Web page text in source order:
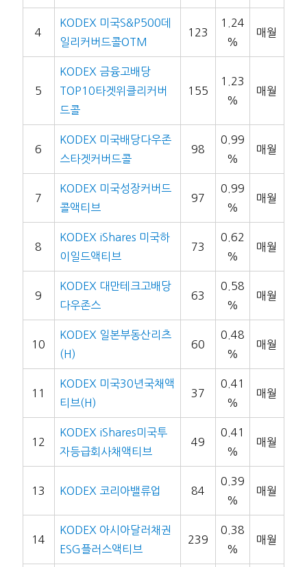
4
KODEX 미국S&P500데
일리커버드콜OTM
123
1.24
%
매월
5
KODEX 금융고배당
TOP10타겟위클리커버
드콜
155
1.23
%
매월
6
KODEX 미국배당다우존
스타겟커버드콜
98
0.99
%
매월
7
KODEX 미국성장커버드
콜액티브
97
0.99
%
매월
8
KODEX iShares 미국하
이일드액티브
73
0.62
%
매월
9
KODEX 대만테크고배당
다우존스
63
0.58
%
매월
10
KODEX 일본부동산리츠
(H)
60
0.48
%
매월
11
KODEX 미국30년국채액
티브(H)
37
0.41
%
매월
12
KODEX iShares미국투
자등급회사채액티브
49
0.41
%
매월
13 KODEX 코리아밸류업 84
0.39
%
매월
14
KODEX 아시아달러채권
ESG플러스액티브
239
0.38
%
매월